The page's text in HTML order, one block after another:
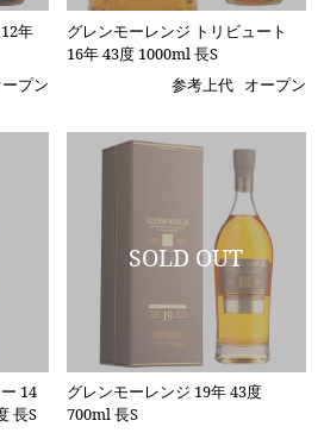
年
プン
グレンモーレンジ トリビュート
16年 43度 1000ml 長S
参考上代 オープン
14
長S
グレンモーレンジ 19年 43度
700ml 長S